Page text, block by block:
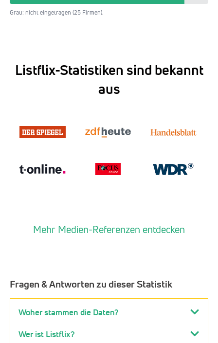
Grau: nicht eingetragen (25 Firmen).
Listflix-Statistiken sind bekannt
aus
Mehr Medien-Referenzen entdecken
Fragen & Antworten zu dieser Statistik
Woher stammen die Daten?
Wer ist Listflix?